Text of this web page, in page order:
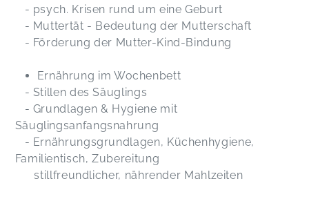
- psych. Krisen rund um eine Geburt
- Muttertät - Bedeutung der Mutterschaft
- Förderung der Mutter-Kind-Bindung
Ernährung im Wochenbett
- Stillen des Säuglings
- Grundlagen & Hygiene mit
Säuglingsanfangsnahrung
- Ernährungsgrundlagen, Küchenhygiene,
Familientisch, Zubereitung
stillfreundlicher, nährender Mahlzeiten